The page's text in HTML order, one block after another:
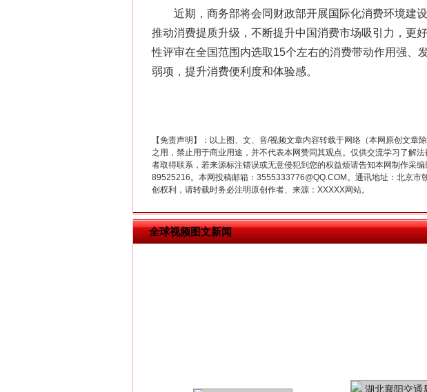
近期，商务部将会同财政部开展国际化消费环境建设
推动消费提质升级，不断提升中国消费市场吸引力，更
性评审在全国范围内选取15个左右的消费带动作用强、
弱项，提升消费便利度和体验感。
【免责声明】：以上图、文、音/视频文章内容转载于网络（本网原创文
之用，禁止用于商业用途，并不代表本网赞同其观点。仅供交流学习了解
者取得联系，若来源标注错误或无意侵犯到您的权益烦请告知本网制作采
89525216。本网投稿邮箱：3555333776@QQ.COM。通讯地址：北京
创权利，请转载时务必注明原创作者、来源：XXXXX网站。
全球视频图文新闻
在谋一域中谋全局